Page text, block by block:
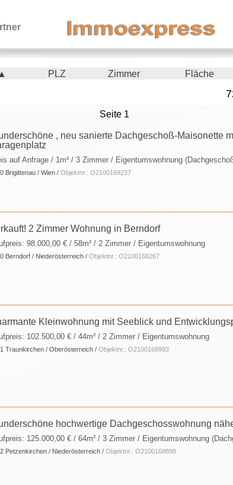
PLZ Zimmer Fläche
Seite 1
, neu sanierte Dachgeschoß-Maisonette
auf Anfrage / 1m² / 3 Zimmer / Eigentumswohnung
Brigittenau / Wien / Objektnr.: O2100169237
2 Zimmer Wohnung in Berndorf
98.000,00 € / 58m² / 2 Zimmer / Eigentumswohnung
Berndorf / Niederösterreich / Objektnr.: O2100168267
Kleinwohnung mit Seeblick und
102.500,00 € / 44m² / 2 Zimmer / Eigentumswohnung
Traunkirchen / Oberösterreich / Objektnr.: O2100168993
hochwertige Dachgeschosswohnung
125.000,00 € / 64m² / 3 Zimmer / Eigentumswohnung
Petzenkirchen / Niederösterreich / Objektnr.: O2100168898